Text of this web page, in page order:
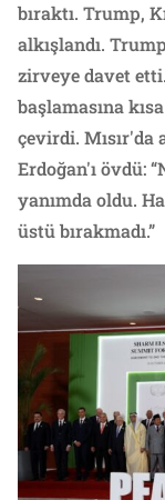
bıraktı. Trump,
alkışlandı.
zirveye davet
başlamasına
çevirdi. Mısır'da
Erdoğan'ı övdü:
yanımda oldu.
üstü bırakmadı.”